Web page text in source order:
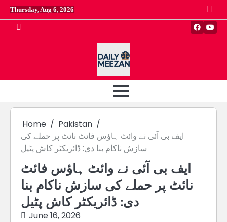
Skip
to
content
Thursday, Aug 6, 2026
Home
Pakistan
ایف بی آئی نے وائٹ ہاؤس فائٹ نائٹ پر حملے کی
سازش ناکام بنا دی: ڈائریکٹر کاش پٹیل
ایف بی آئی نے وائٹ ہاؤس فائٹ
نائٹ پر حملے کی سازش ناکام بنا
دی: ڈائریکٹر کاش پٹیل
June 16, 2026